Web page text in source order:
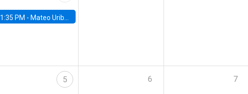
1:35 PM - Mateo Uribe-Castro, Universidad de los Andes (Colombia)
5 6 7